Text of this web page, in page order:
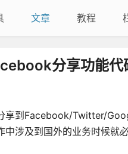
文章 教程
分享功能代
享到Facebook/Twitter/
涉及到国外的业务时候就